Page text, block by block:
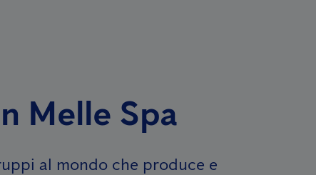
Melle Spa
al mondo che produce e